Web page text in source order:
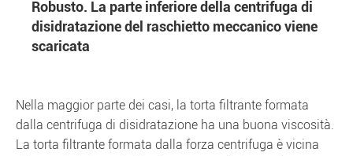
Robusto. La parte inferiore della centrifuga di
disidratazione del raschietto meccanico viene
scaricata
Nella maggior parte dei casi, la torta filtrante formata
dalla centrifuga di disidratazione ha una buona viscosità.
La torta filtrante formata dalla forza centrifuga è vicina